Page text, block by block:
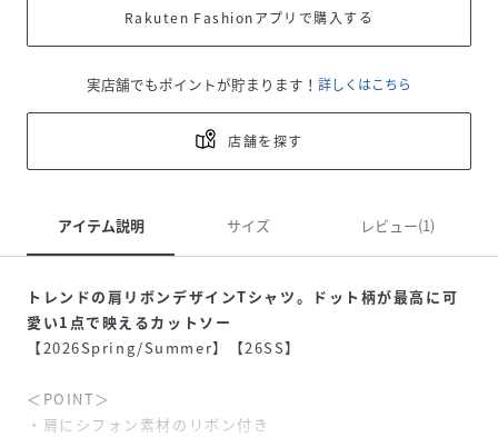
Rakuten Fashionアプリで購入する
実店舗でもポイントが貯まります！ 詳しくはこちら
店舗を探す
アイテム説明 サイズ レビュー(1)
トレンドの肩リボンデザインTシャツ。ドット柄が最高に可
愛い1点で映えるカットソー
【2026Spring/Summer】【26SS】
＜POINT＞
・肩にシフォン素材のリボン付き